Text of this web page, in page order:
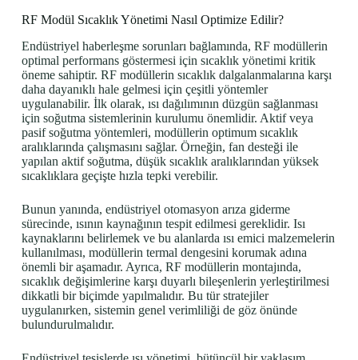
RF Modül Sıcaklık Yönetimi Nasıl Optimize Edilir?
Endüstriyel haberleşme sorunları bağlamında, RF modüllerin
optimal performans göstermesi için sıcaklık yönetimi kritik
öneme sahiptir. RF modüllerin sıcaklık dalgalanmalarına karşı
daha dayanıklı hale gelmesi için çeşitli yöntemler
uygulanabilir. İlk olarak, ısı dağılımının düzgün sağlanması
için soğutma sistemlerinin kurulumu önemlidir. Aktif veya
pasif soğutma yöntemleri, modüllerin optimum sıcaklık
aralıklarında çalışmasını sağlar. Örneğin, fan desteği ile
yapılan aktif soğutma, düşük sıcaklık aralıklarından yüksek
sıcaklıklara geçişte hızla tepki verebilir.
Bunun yanında, endüstriyel otomasyon arıza giderme
sürecinde, ısının kaynağının tespit edilmesi gereklidir. Isı
kaynaklarını belirlemek ve bu alanlarda ısı emici malzemelerin
kullanılması, modüllerin termal dengesini korumak adına
önemli bir aşamadır. Ayrıca, RF modüllerin montajında,
sıcaklık değişimlerine karşı duyarlı bileşenlerin yerleştirilmesi
dikkatli bir biçimde yapılmalıdır. Bu tür stratejiler
uygulanırken, sistemin genel verimliliği de göz önünde
bulundurulmalıdır.